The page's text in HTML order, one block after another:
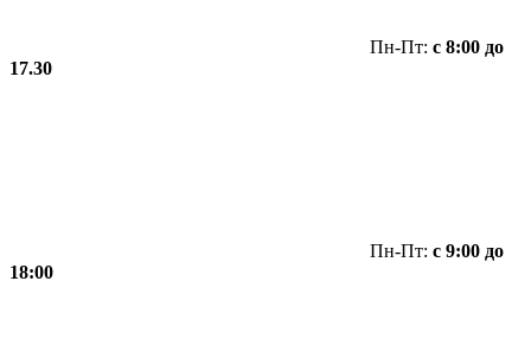
Пн-Пт: с 8:00 до
17.30
Пн-Пт: с 9:00 до
18:00